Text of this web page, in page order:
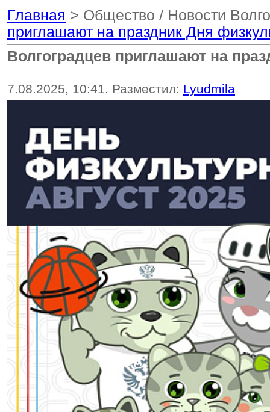
Главная > Общество / Новости
приглашают на праздник Дня
Волгоградцев приглашают на
7.08.2025, 10:41. Разместил: Lyudmila